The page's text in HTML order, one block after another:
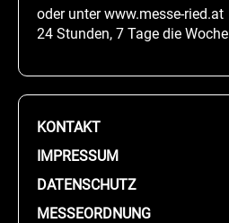
oder unter www.messe-ried.at
24 Stunden, 7 Tage die Woche
KONTAKT
IMPRESSUM
DATENSCHUTZ
MESSEORDNUNG